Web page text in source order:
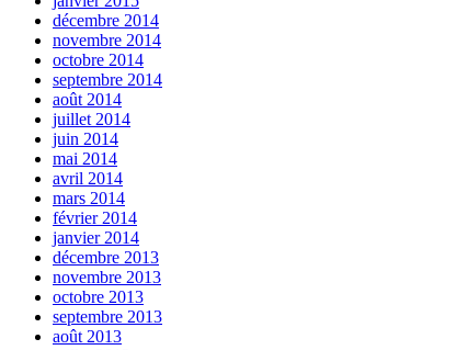
décembre 2014
novembre 2014
octobre 2014
septembre 2014
août 2014
juillet 2014
juin 2014
mai 2014
avril 2014
mars 2014
février 2014
janvier 2014
décembre 2013
novembre 2013
octobre 2013
septembre 2013
août 2013